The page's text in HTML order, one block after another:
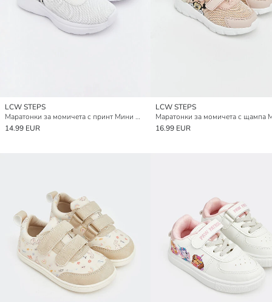
LCW STEPS
Маратонки за момичета с принт Мини Маус
14.99 EUR
LCW STEPS
16.99 EUR